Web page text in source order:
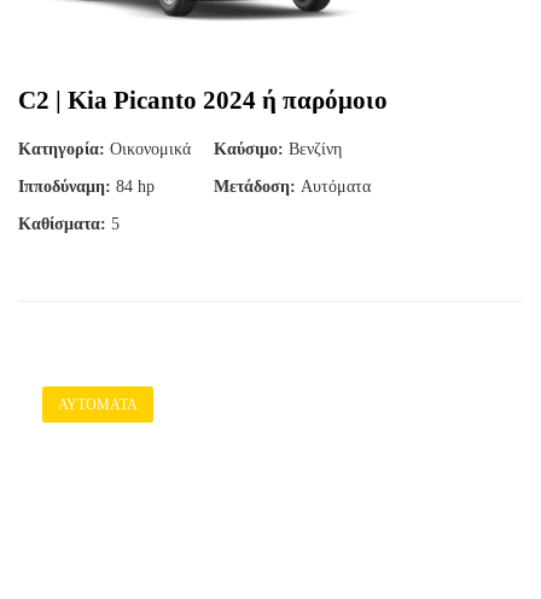
C2 | Kia Picanto 2024 ή παρόμοιο
Κατηγορία: Οικονομικά Καύσιμο: Βενζίνη
Ιπποδύναμη: 84 hp Μετάδοση: Αυτόματα
Καθίσματα: 5
ΑΥΤΌΜΑΤΑ